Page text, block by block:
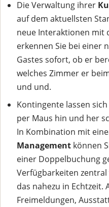
Die Verwaltung ihrer
auf dem aktuellsten
neue Interaktionen mit
erkennen Sie bei einer
Gastes sofort, ob er
welches Zimmer er
und und.
Kontingente lassen
per Maus hin und her
In Kombination mit
Management können
einer Doppelbuchung
Verfügbarkeiten
das nahezu in Echtzeit.
Freimeldungen,